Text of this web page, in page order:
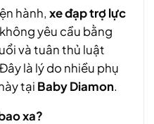
hành, xe đạp trợ lực
không yêu cầu bằng
và tuân thủ luật
là lý do nhiều phụ
tại Baby Diamon.
xa?